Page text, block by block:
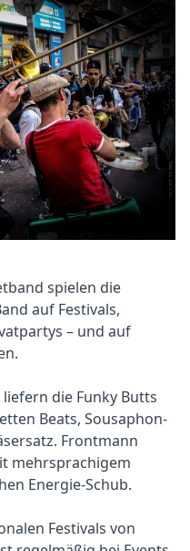
spielen die
auf Festivals,
– und auf
die Funky Butts
Beats, Sousaphon-
Frontmann
mehrsprachigem
Energie-Schub.
Festivals von